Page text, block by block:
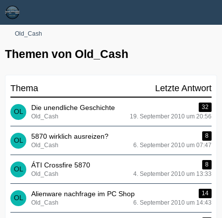
Old_Cash
Themen von Old_Cash
Thema Letzte Antwort
Die unendliche Geschichte
32
Old_Cash
19. September 2010 um 20:56
5870 wirklich ausreizen?
8
Old_Cash
6. September 2010 um 07:47
ÁTI Crossfire 5870
8
Old_Cash
4. September 2010 um 13:33
Alienware nachfrage im PC Shop
14
Old_Cash
6. September 2010 um 14:43